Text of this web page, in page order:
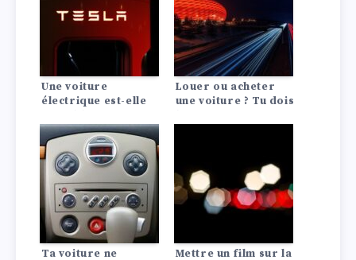
Une voiture
électrique est-elle
comparaison avec
les moteurs à
combustion
Louer ou acheter
une voiture ? Tu dois
Ta voiture ne
Mettre un film sur la